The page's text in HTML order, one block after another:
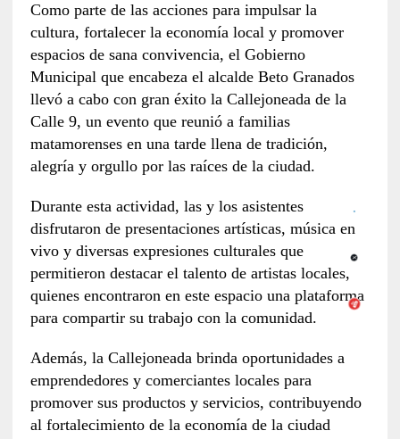
Como parte de las acciones para impulsar la
cultura, fortalecer la economía local y promover
espacios de sana convivencia, el Gobierno
Municipal que encabeza el alcalde Beto Granados
llevó a cabo con gran éxito la Callejoneada de la
Calle 9, un evento que reunió a familias
matamorenses en una tarde llena de tradición,
alegría y orgullo por las raíces de la ciudad.
Durante esta actividad, las y los asistentes
disfrutaron de presentaciones artísticas, música en
vivo y diversas expresiones culturales que
permitieron destacar el talento de artistas locales,
quienes encontraron en este espacio una plataforma
para compartir su trabajo con la comunidad.
Además, la Callejoneada brinda oportunidades a
emprendedores y comerciantes locales para
promover sus productos y servicios, contribuyendo
al fortalecimiento de la economía de la ciudad